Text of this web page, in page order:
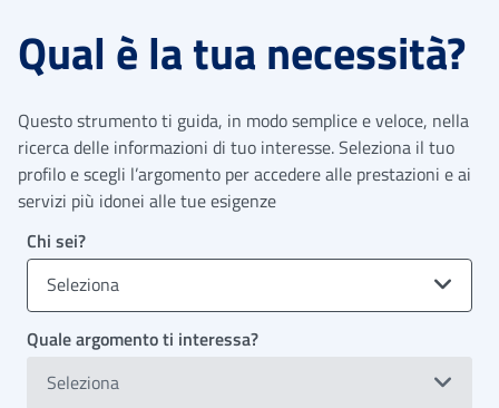
Qual è la tua necessità?
Questo strumento ti guida, in modo semplice e veloce, nella
ricerca delle informazioni di tuo interesse. Seleziona il tuo
profilo e scegli l’argomento per accedere alle prestazioni e ai
servizi più idonei alle tue esigenze
Chi sei?
Seleziona
Quale argomento ti interessa?
Seleziona